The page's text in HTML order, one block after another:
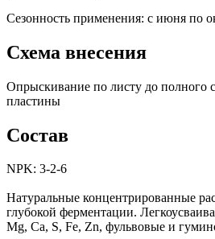
Сезонность применения: с июня по
Схема внесения
Опрыскивание по листу до полного
пластины
Состав
NPK: 3-2-6
Натуральные концентрированные
глубокой ферментации.
Mg, Ca, S, Fe, Zn, фульвовые и